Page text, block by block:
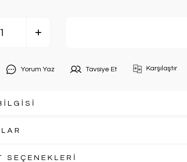
Yorum Yaz Tavsiye Et Karşılaştır
SEÇENEKLERİ